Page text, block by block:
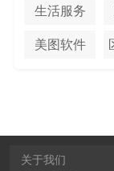
生活服务
美图软件
关于我们